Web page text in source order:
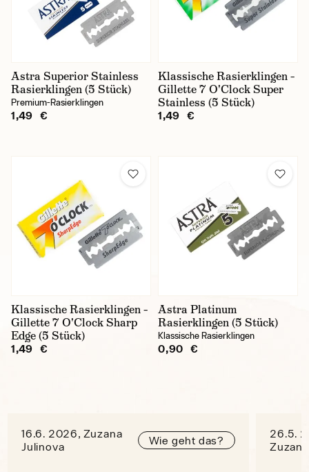
Astra Superior Stainless
Rasierklingen (5 Stück)
Premium-Rasierklingen
1,49 €
Klassische Rasierklingen –
Gillette 7 O'Clock Super
Stainless (5 Stück)
1,49 €
Klassische Rasierklingen –
Gillette 7 O'Clock Sharp
Edge (5 Stück)
1,49 €
Astra Platinum
Rasierklingen (5 Stück)
Klassische Rasierklingen
0,90 €
16.6. 2026, Zuzana
Julinova
Wie geht das?
26.5.